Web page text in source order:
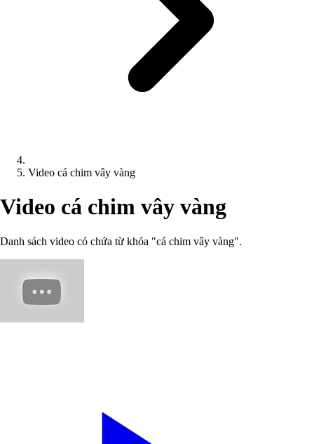
Video cá chim vây vàng
Video cá chim vây vàng
Danh sách video có chứa từ khóa "cá chim vây vàng".